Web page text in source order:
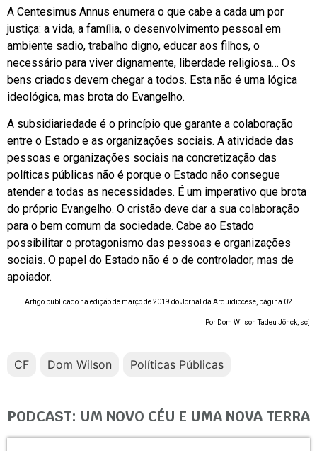
A Centesimus Annus enumera o que cabe a cada um por
justiça: a vida, a família, o desenvolvimento pessoal em
ambiente sadio, trabalho digno, educar aos filhos, o
necessário para viver dignamente, liberdade religiosa… Os
bens criados devem chegar a todos. Esta não é uma lógica
ideológica, mas brota do Evangelho.
A subsidiariedade é o princípio que garante a colaboração
entre o Estado e as organizações sociais. A atividade das
pessoas e organizações sociais na concretização das
políticas públicas não é porque o Estado não consegue
atender a todas as necessidades. É um imperativo que brota
do próprio Evangelho. O cristão deve dar a sua colaboração
para o bem comum da sociedade. Cabe ao Estado
possibilitar o protagonismo das pessoas e organizações
sociais. O papel do Estado não é o de controlador, mas de
apoiador.
Artigo publicado na edição de março de 2019 do Jornal da Arquidiocese, página 02
Por Dom Wilson Tadeu Jönck, scj
CF Dom Wilson Políticas Públicas
PODCAST: UM NOVO CÉU E UMA NOVA TERRA